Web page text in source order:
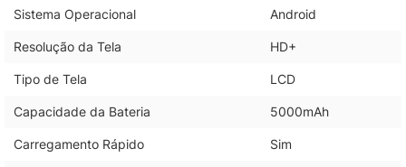
Sistema Operacional Android
Resolução da Tela HD+
Tipo de Tela LCD
Capacidade da Bateria 5000mAh
Carregamento Rápido Sim